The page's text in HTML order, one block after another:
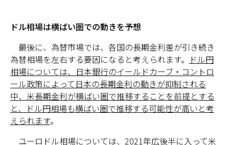
ドル相場は横ばい圏での動きを予想
最後に、為替市場では、各国の長期金利差が引き続き
為替相場を左右する要因になると考えられます。 ドル円
相場については、日本銀行のイールドカーブ・コントロ
ール政策によって日本の長期金利の動きが抑制される
中、米長期金利が横ばい圏で推移することを前提とする
と、ドル円相場も横ばい圏で推移する可能性が高いと考
えられます。
ユーロドル相場については、2021年広後半に入って米